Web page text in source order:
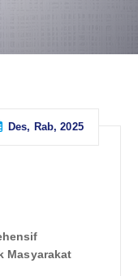
Des, Rab, 2025
Masyarakat